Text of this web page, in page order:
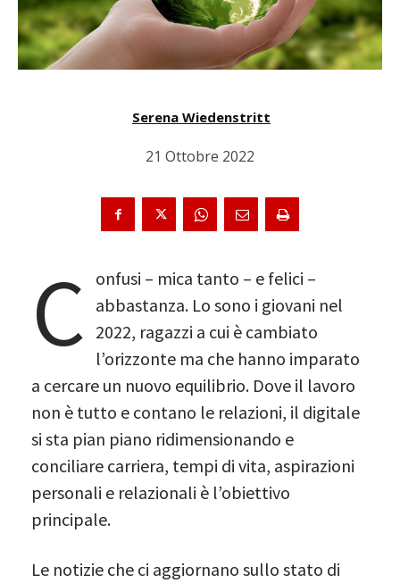
Serena Wiedenstritt
21 Ottobre 2022
C onfusi – mica tanto – e felici –
abbastanza. Lo sono i giovani nel
2022, ragazzi a cui è cambiato
l’orizzonte ma che hanno imparato
a cercare un nuovo equilibrio. Dove il lavoro
non è tutto e contano le relazioni, il digitale
si sta pian piano ridimensionando e
conciliare carriera, tempi di vita, aspirazioni
personali e relazionali è l’obiettivo
principale.
Le notizie che ci aggiornano sullo stato di